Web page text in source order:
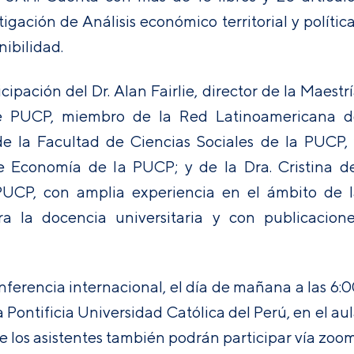
de Análisis económico territorial y
del Dr. Alan Fairlie, director de la
PUCP, miembro de la Red Latinoamericana
la Facultad de Ciencias Sociales de la PUCP,
de la PUCP; y de la Dra. Cristina
con amplia experiencia en el ámbito de
la docencia universitaria y con
internacional, el día de mañana a las
Universidad Católica del Perú, en el
los asistentes también podrán participar vía